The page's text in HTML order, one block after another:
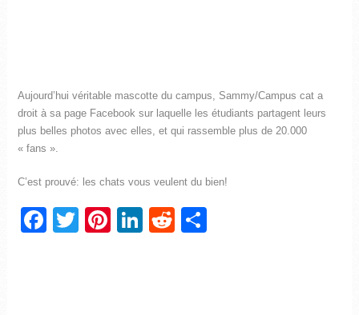
Aujourd’hui véritable mascotte du campus, Sammy/Campus cat a
droit à sa page Facebook sur laquelle les étudiants partagent leurs
plus belles photos avec elles, et qui rassemble plus de 20.000
« fans ».
C’est prouvé: les chats vous veulent du bien!
Facebook
TwitterPinterest
LinkedIn
Reddit